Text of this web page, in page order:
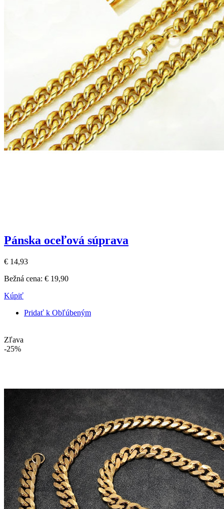
Pánska oceľová súprava
€ 14,93
Bežná cena: € 19,90
Kúpiť
Pridať k Obľúbeným
Zľava
-25%